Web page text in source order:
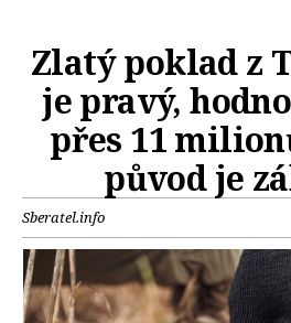
Zlatý poklad z
je pravý,
přes 11
původ je
Sberatel.info